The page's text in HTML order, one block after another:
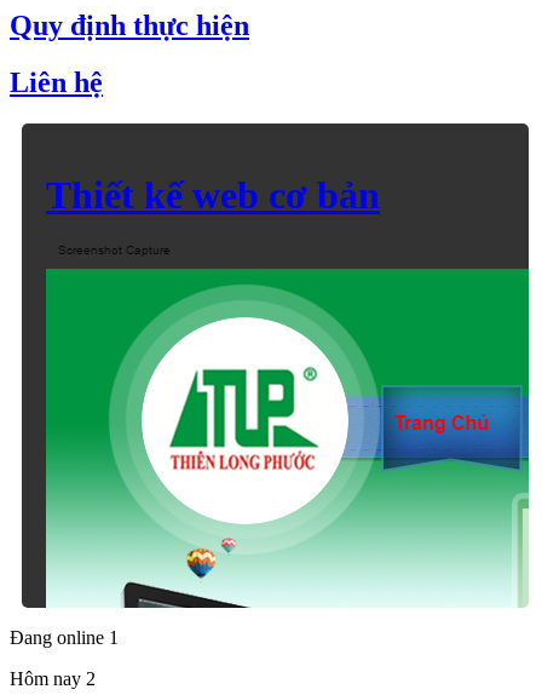
Quy định thực hiện
Liên hệ
Thiết kế web cơ bản
Đang online 1
Hôm nay 2